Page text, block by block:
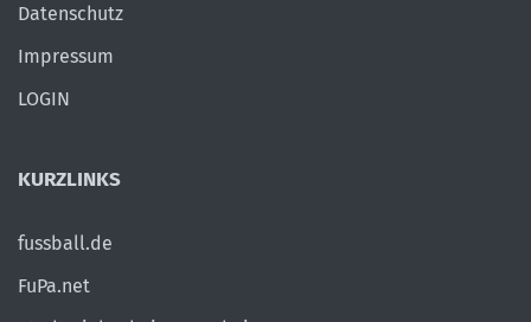
Datenschutz
Impressum
LOGIN
KURZLINKS
fussball.de
FuPa.net